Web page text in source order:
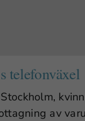
telefonväxel
av